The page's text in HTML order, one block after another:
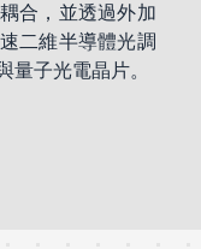
合，並透過外加
二維半導體光調
量子光電晶片。